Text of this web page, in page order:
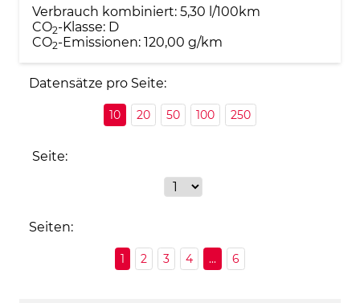
Verbrauch kombiniert: 5,30 l/100km
CO2-Klasse: D
CO2-Emissionen: 120,00 g/km
Datensätze pro Seite:
10 20 50 100 250
Seite:
Seiten:
1 2 3 4 ... 6